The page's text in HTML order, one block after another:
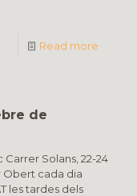
Read more
de
Solans, 22-24
Obert cada dia
les tardes dels